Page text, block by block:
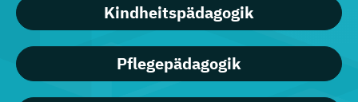
Kindheitspädagogik
Pflegepädagogik